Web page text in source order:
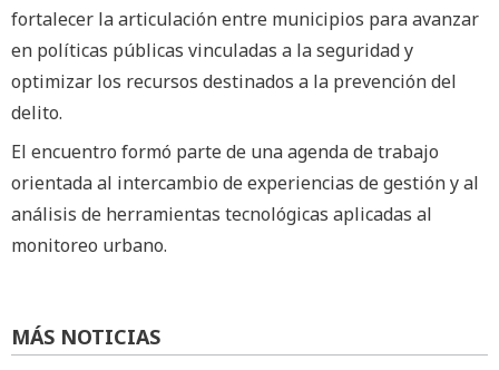
fortalecer la articulación entre municipios para avanzar
en políticas públicas vinculadas a la seguridad y
optimizar los recursos destinados a la prevención del
delito.
El encuentro formó parte de una agenda de trabajo
orientada al intercambio de experiencias de gestión y al
análisis de herramientas tecnológicas aplicadas al
monitoreo urbano.
MÁS NOTICIAS